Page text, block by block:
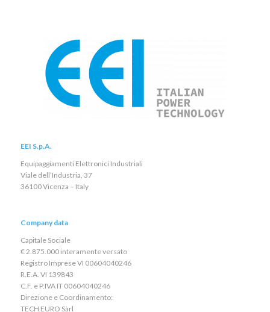
EEI S.p.A.
Equipaggiamenti Elettronici Industriali
Viale dell’Industria, 37
36100 Vicenza – Italy
Company data
Capitale Sociale
€ 2.875.000 interamente versato
Registro Imprese VI 00604040246
R.E.A. VI 139843
C.F. e P.IVA IT 00604040246
Direzione e Coordinamento:
TECH EURO Sàrl